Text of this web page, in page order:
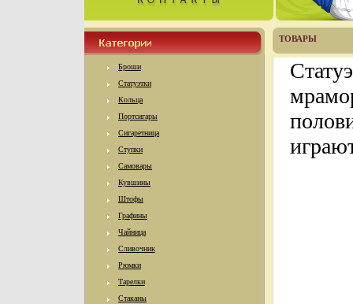
Броши
Статуэтки
Кольца
Портсигары
Сигаретница
Ступки
Самовары
Кувшины
Штофы
Графины
Чайница
Сливочник
Рюмки
Тарелки
Стаканы
ТОВАРЫ